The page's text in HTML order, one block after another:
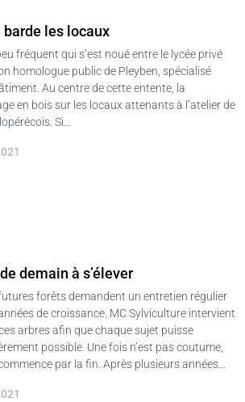
les locaux
fréquent qui s’est noué entre le lycée privé
homologue public de Pleyben, spécialisé
Au centre de cette entente, la
en bois sur les locaux attenants à l’atelier de
Si…
demain à s’élever
forêts demandent un entretien régulier
de croissance. MC Sylviculture intervient
arbres afin que chaque sujet puisse
possible. Une fois n’est pas coutume,
par la fin. Après plusieurs années…